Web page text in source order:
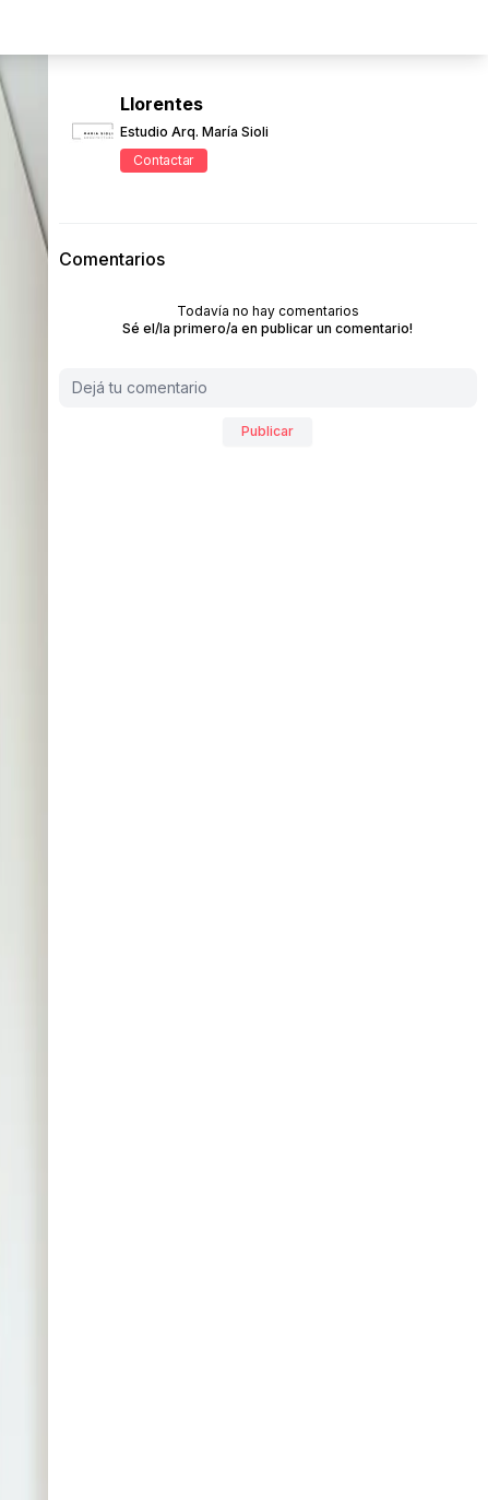
Llorentes
Estudio Arq. María Sioli
Contactar
Comentarios
Todavía no hay comentarios
Sé el/la primero/a en publicar un comentario!
Publicar